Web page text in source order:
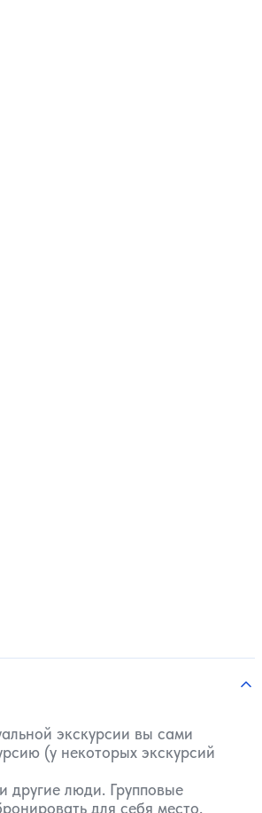
экскурсии вы сами
(у некоторых экскурсий
другие люди. Групповые
для себя место.